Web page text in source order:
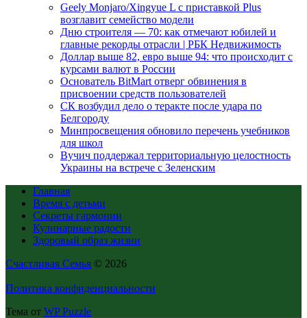
Geely Monjaro/Xingyue L с приставкой Plus
возглавит семейство модели
Дню строителя — 70: как отмечают юбилей и
главные рекорды отрасли | РБК Недвижимость
Доллар выше 82, евро выше 94: что происходит с
курсами валют в России
Основатель BitMart отверг обвинения в
присвоении средств пользователей
СК возбудил дело о теракте после удара по
Белгороду
Минпросвещения обновило перечень учебников
для школ
Вучич поддержал территориальную целостность
Украины на встрече с Зеленским
Главная
Время с детьми
Секреты гармонии
Кулинарные радости
Здоровый образ жизни
Счастливая Семья © 2026
Политика конфиденциальности
Тема от WP Puzzle